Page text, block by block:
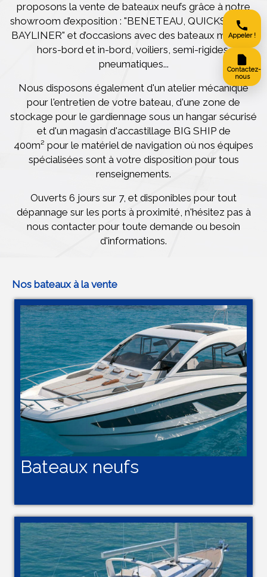
proposons la vente de bateaux neufs grâce à notre
showroom d’exposition : "BENETEAU, QUICKSILVER,
BAYLINER" et d’occasions avec des bateaux moteurs
hors-bord et in-bord, voiliers, semi-rigides,
pneumatiques...
Nous disposons également d'un atelier mécanique
pour l'entretien de votre bateau, d'une zone de
stockage pour le gardiennage sous un hangar sécurisé
et d'un magasin d'accastillage BIG SHIP de
400m² pour le matériel de navigation où nos équipes
spécialisées sont à votre disposition pour tous
renseignements.
Ouverts 6 jours sur 7, et disponibles pour tout
dépannage sur les ports à proximité, n'hésitez pas à
nous contacter pour toute demande ou besoin
d'informations.
Nos bateaux à la vente
Bateaux neufs
Appeler !
Contactez-
nous